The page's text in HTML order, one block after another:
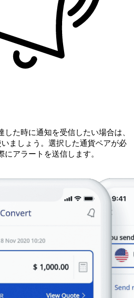
た時に通知を受信したい場合は、
ましょう。選択した通貨ペアが必
アラートを送信します。